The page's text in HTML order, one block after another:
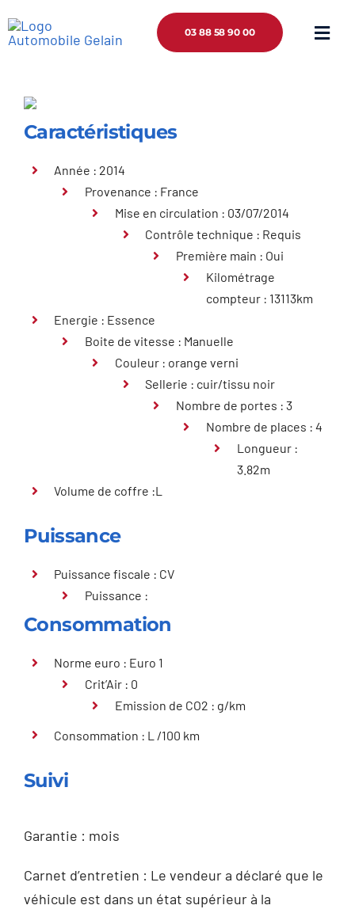
au
Qui sommes nous ?
Services
03 88 58 90 00
Caractéristiques
Année : 2014
Provenance : France
Mise en circulation : 03/07/2014
Contrôle technique : Requis
Première main : Oui
Kilométrage
compteur : 13113km
Energie : Essence
Boite de vitesse : Manuelle
Couleur : orange verni
Sellerie : cuir/tissu noir
Nombre de portes : 3
Nombre de places : 4
Longueur :
3.82m
Volume de coffre :L
Puissance
Puissance fiscale : CV
Puissance :
Consommation
Norme euro : Euro 1
Crit’Air : 0
Emission de CO2 : g/km
Consommation : L /100 km
Suivi
Garantie : mois
Carnet d’entretien : Le vendeur a déclaré que le
véhicule est dans un état supérieur à la